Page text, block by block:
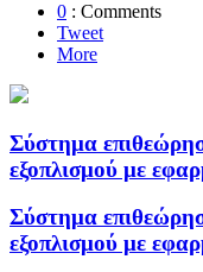
0 : Comments
Tweet
More
Σύστημα
εξοπλισμού με
Σύστημα
εξοπλισμού με